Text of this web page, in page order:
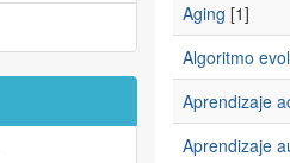
Aging [1]
Algoritmo
Aprendizaje
Aprendizaje